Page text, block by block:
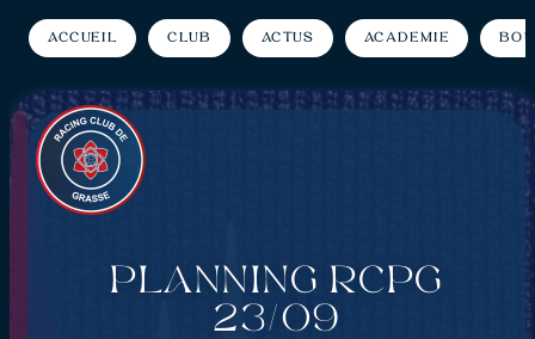
Accueil Club Actus Académie
PLANNING RCPG
23/09